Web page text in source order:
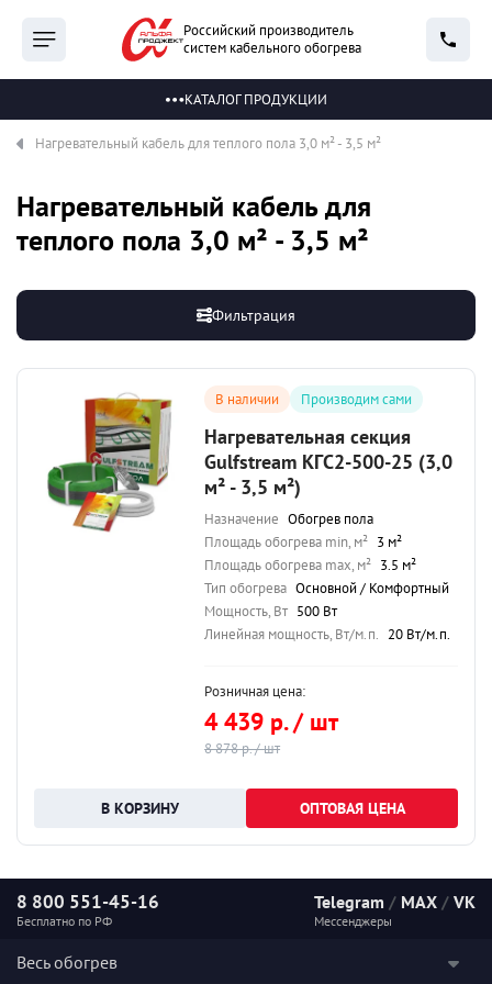
Российский производитель
систем кабельного обогрева
КАТАЛОГ ПРОДУКЦИИ
Нагревательный кабель для теплого пола 3,0 м² - 3,5 м²
Нагревательный кабель для
теплого пола 3,0 м² - 3,5 м²
Фильтрация
В наличии Производим сами
Нагревательная секция
Gulfstream КГС2-500-25 (3,0
м² - 3,5 м²)
Назначение Обогрев пола
Площадь обогрева min, м² 3 м²
Площадь обогрева max, м² 3.5 м²
Тип обогрева Основной / Комфортный
Мощность, Вт 500 Вт
Линейная мощность, Вт/м.п. 20 Вт/м.п.
Розничная цена:
4 439 р. / шт
8 878 р. / шт
ОПТОВАЯ ЦЕНА
8 800 551-45-16
Бесплатно по РФ
Telegram / MAX / VK
Мессенджеры
Весь обогрев